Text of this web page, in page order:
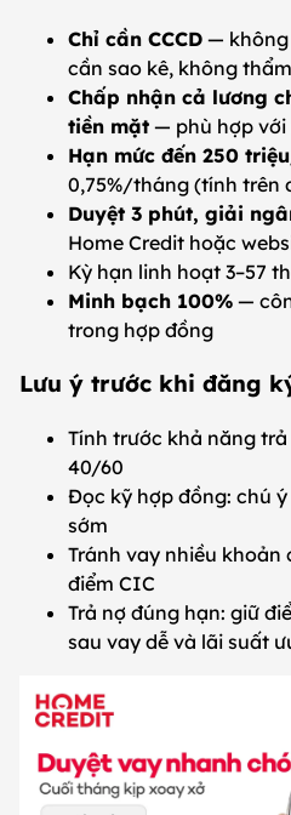
Chỉ cần CCCD — không
cần sao kê, không
Chấp nhận cả lương
tiền mặt — phù hợp với
Hạn mức đến 250
0,75%/tháng (tính trên
Duyệt 3 phút, giải
Home Credit hoặc
Kỳ hạn linh hoạt 3–57
Minh bạch 100% —
trong hợp đồng
Lưu ý trước khi đăng
Tính trước khả năng
40/60
Đọc kỹ hợp đồng: chú
sớm
Tránh vay nhiều khoản
điểm CIC
Trả nợ đúng hạn: giữ
sau vay dễ và lãi suất